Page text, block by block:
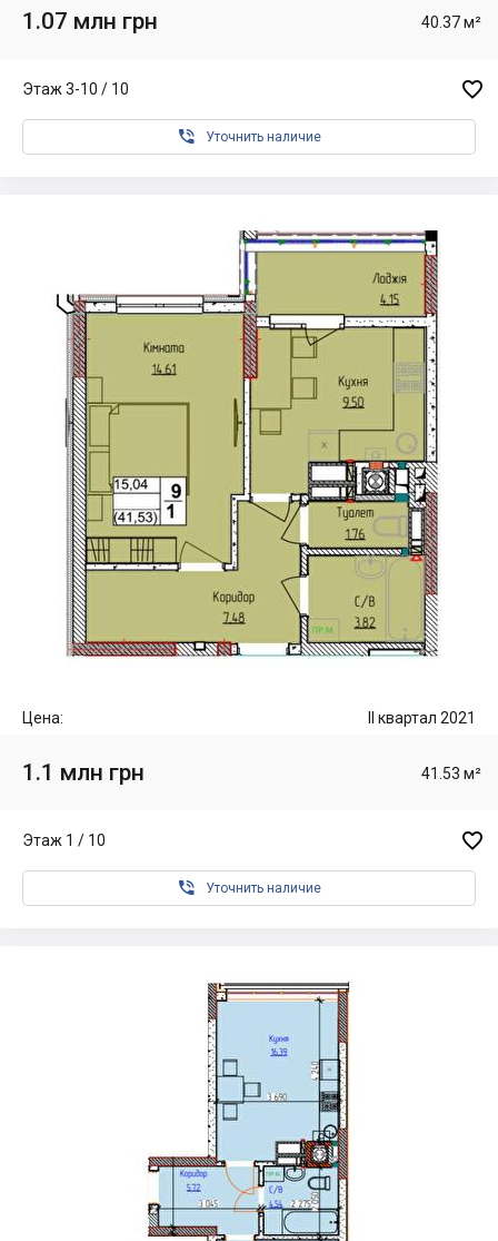
1.07 млн грн 40.37 м²
Этаж 3-10 / 10 
 Уточнить наличие
Цена: II квартал 2021
1.1 млн грн 41.53 м²
Этаж 1 / 10 
 Уточнить наличие